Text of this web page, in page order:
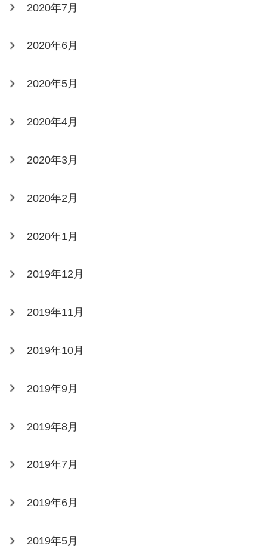
2020年7月
2020年6月
2020年5月
2020年4月
2020年3月
2020年2月
2020年1月
2019年12月
2019年11月
2019年10月
2019年9月
2019年8月
2019年7月
2019年6月
2019年5月